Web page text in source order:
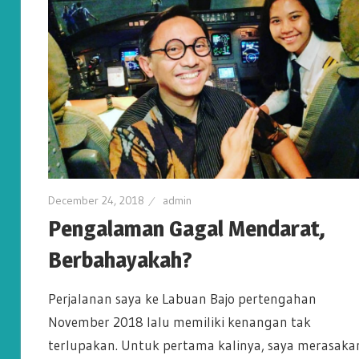
December 24, 2018 admin
Pengalaman Gagal Mendarat,
Berbahayakah?
Perjalanan saya ke Labuan Bajo pertengahan
November 2018 lalu memiliki kenangan tak
terlupakan. Untuk pertama kalinya, saya